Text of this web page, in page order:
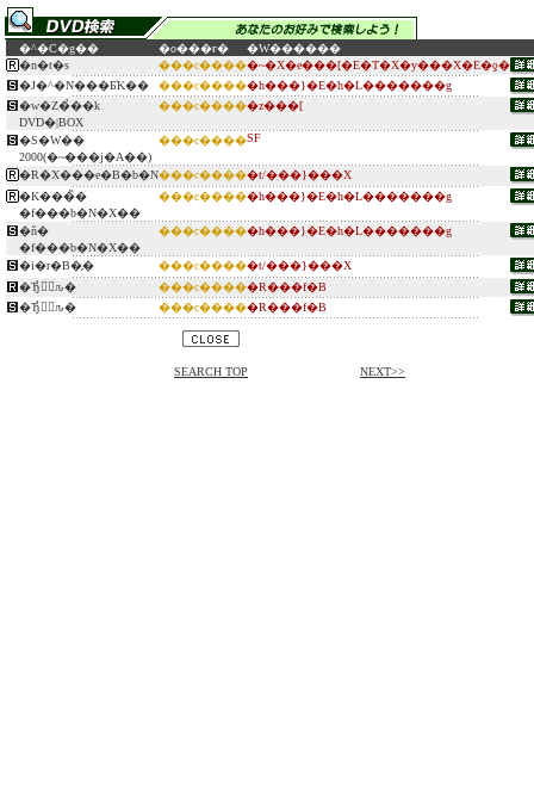
�^�C�g�� �o���ғ�
�W������
�n�t�s
���c�����~�X�e���[�E�T�X�y���X�E�ƍ�
�J�^�N���Ƃ̍K��
���c�����h���}�E�h�L�������g
�w�Z�̉��k
DVD�|BOX
���c�����z���[
�S�W��
2000(�~���j�A��)
���c����SF
�R�X���e�B�b�N���c�����t/���}���X
�K���̏�
�f���b�N�X��
���c�����h���}�E�h�L�������g
�ň�
�f���b�N�X��
���c�����h���}�E�h�L�������g
�i�r�B�̗� ���c�����t/���}���X
�Ђ݂̉ԉ�
���c�����R���f�B
�Ђ݂̉ԉ�
���c�����R���f�B
SEARCH TOP NEXT>>